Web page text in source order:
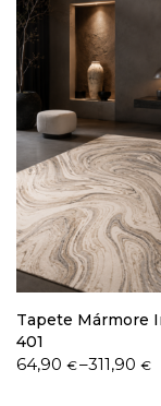
Tapete Mármore
401
64,90 €–311,90€
Price